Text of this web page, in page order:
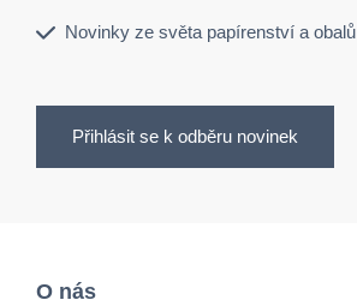
Novinky ze světa papírenství a obalů
Přihlásit se k odběru novinek
O nás